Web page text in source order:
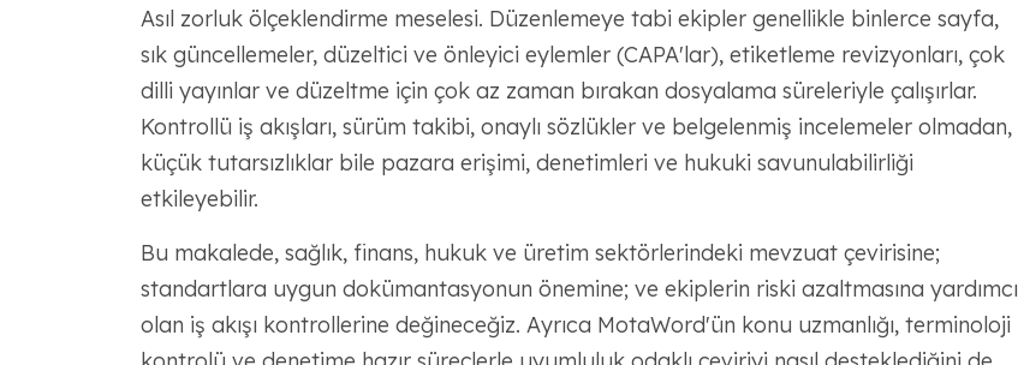
Asıl zorluk ölçeklendirme meselesi. Düzenlemeye tabi ekipler genellikle binlerce sayfa,
sık güncellemeler, düzeltici ve önleyici eylemler (CAPA'lar), etiketleme revizyonları, çok
dilli yayınlar ve düzeltme için çok az zaman bırakan dosyalama süreleriyle çalışırlar.
Kontrollü iş akışları, sürüm takibi, onaylı sözlükler ve belgelenmiş incelemeler olmadan,
küçük tutarsızlıklar bile pazara erişimi, denetimleri ve hukuki savunulabilirliği
etkileyebilir.
Bu makalede, sağlık, finans, hukuk ve üretim sektörlerindeki mevzuat çevirisine;
standartlara uygun dokümantasyonun önemine; ve ekiplerin riski azaltmasına yardımcı
olan iş akışı kontrollerine değineceğiz. Ayrıca MotaWord'ün konu uzmanlığı, terminoloji